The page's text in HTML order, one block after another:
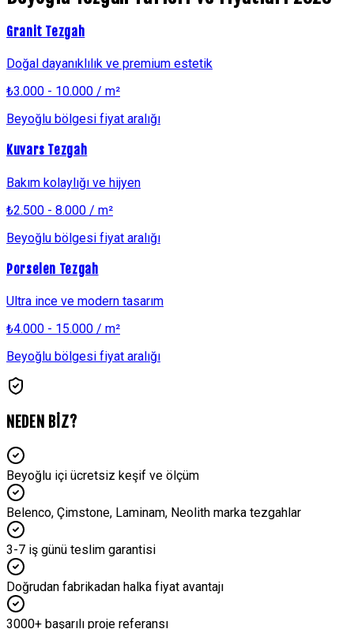
Granit Tezgah
Doğal dayanıklılık ve premium estetik
₺3.000 - 10.000 / m²
Beyoğlu bölgesi fiyat aralığı
Kuvars Tezgah
Bakım kolaylığı ve hijyen
₺2.500 - 8.000 / m²
Beyoğlu bölgesi fiyat aralığı
Porselen Tezgah
Ultra ince ve modern tasarım
₺4.000 - 15.000 / m²
Beyoğlu bölgesi fiyat aralığı
NEDEN BİZ?
Beyoğlu içi ücretsiz keşif ve ölçüm
Belenco, Çimstone, Laminam, Neolith marka tezgahlar
3-7 iş günü teslim garantisi
Doğrudan fabrikadan halka fiyat avantajı
3000+ başarılı proje referansı